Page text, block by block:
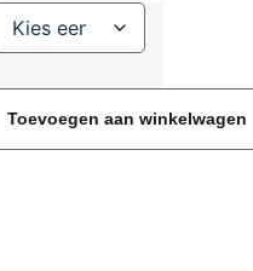
Toevoegen aan winkelwagen